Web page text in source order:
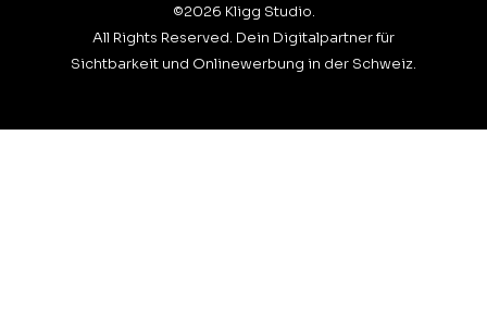
©2026 Kligg Studio.
All Rights Reserved. Dein Digitalpartner für
Sichtbarkeit und Onlinewerbung in der Schweiz.